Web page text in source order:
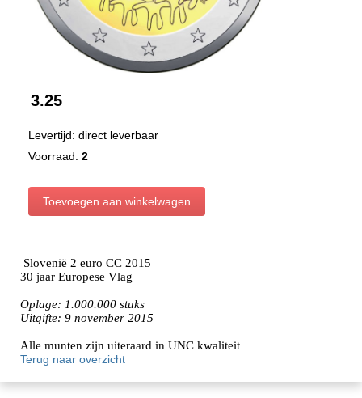
3.25
Levertijd: direct leverbaar
Voorraad: 2
Slovenië 2 euro CC 2015
30 jaar Europese Vlag
Oplage: 1.000.000 stuks
Uitgifte: 9 november 2015
Alle munten zijn uiteraard in UNC kwaliteit
Terug naar overzicht